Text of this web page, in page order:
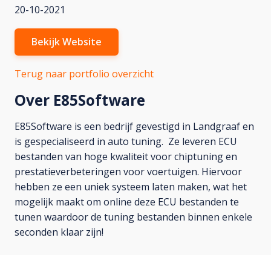
20-10-2021
Bekijk Website
Terug naar portfolio overzicht
Over E85Software
E85Software is een bedrijf gevestigd in Landgraaf en
is gespecialiseerd in auto tuning. Ze leveren ECU
bestanden van hoge kwaliteit voor chiptuning en
prestatieverbeteringen voor voertuigen. Hiervoor
hebben ze een uniek systeem laten maken, wat het
mogelijk maakt om online deze ECU bestanden te
tunen waardoor de tuning bestanden binnen enkele
seconden klaar zijn!